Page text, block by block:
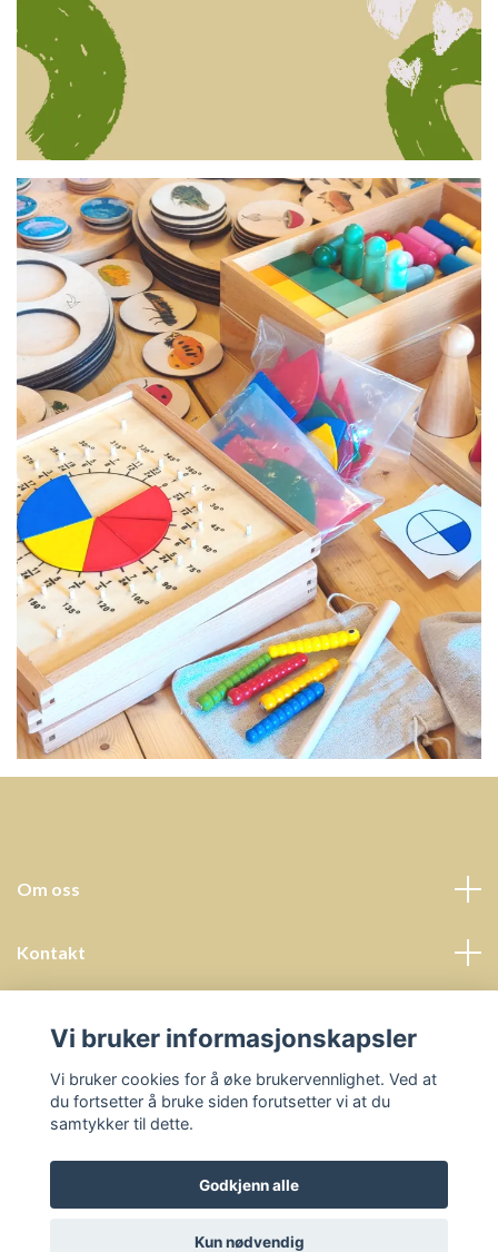
Om oss
Kontakt
Sosiale medier
© 2026 Undervisningsressurser - Prosjektbyrå Helena Hals
Vi bruker informasjonskapsler
Vi bruker cookies for å øke brukervennlighet. Ved at
du fortsetter å bruke siden forutsetter vi at du
samtykker til dette.
Godkjenn alle
Kun nødvendig